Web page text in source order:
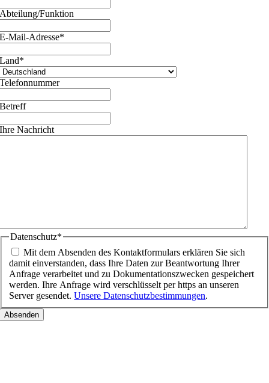
Abteilung/Funktion
E-Mail-Adresse*
Land*
Telefonnummer
Betreff
Ihre Nachricht
Datenschutz*
Mit dem Absenden des Kontaktformulars erklären Sie sich
damit einverstanden, dass Ihre Daten zur Beantwortung Ihrer
Anfrage verarbeitet und zu Dokumentationszwecken gespeichert
werden. Ihre Anfrage wird verschlüsselt per https an unseren
Server gesendet.Unsere Datenschutzbestimmungen.